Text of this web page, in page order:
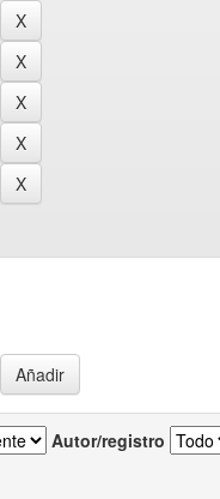
Autor/registro